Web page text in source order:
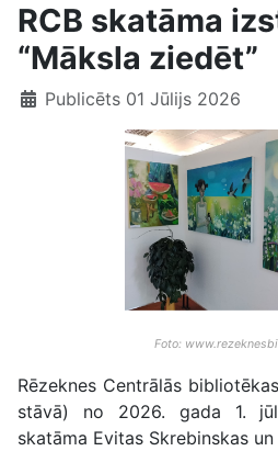
RCB skatāma
“Māksla ziedēt”
Publicēts 01 Jūlijs 2026
Foto:
Rēzeknes Centrālās
stāvā) no 2026. gada 1.
skatāma Evitas Skrebinskas